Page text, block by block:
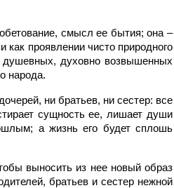
смысл ее бытия; она –
проявлении чисто природного
душевных, духовно возвышенных
народа.
ни братьев, ни сестер: все
сущность ее, лишает души
а жизнь его будет сплошь
выносить из нее новый образ
братьев и сестер нежной